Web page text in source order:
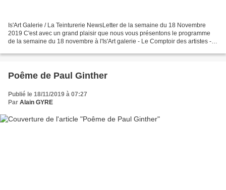
Is'Art Galerie / La Teinturerie NewsLetter de la semaine du 18 Novembre
2019 C'est avec un grand plaisir que nous vous présentons le programme
de la semaine du 18 novembre à l'Is'Art galerie - Le Comptoir des artistes -
Poême de Paul Ginther
Publié le 18/11/2019 à 07:27
Par Alain GYRE